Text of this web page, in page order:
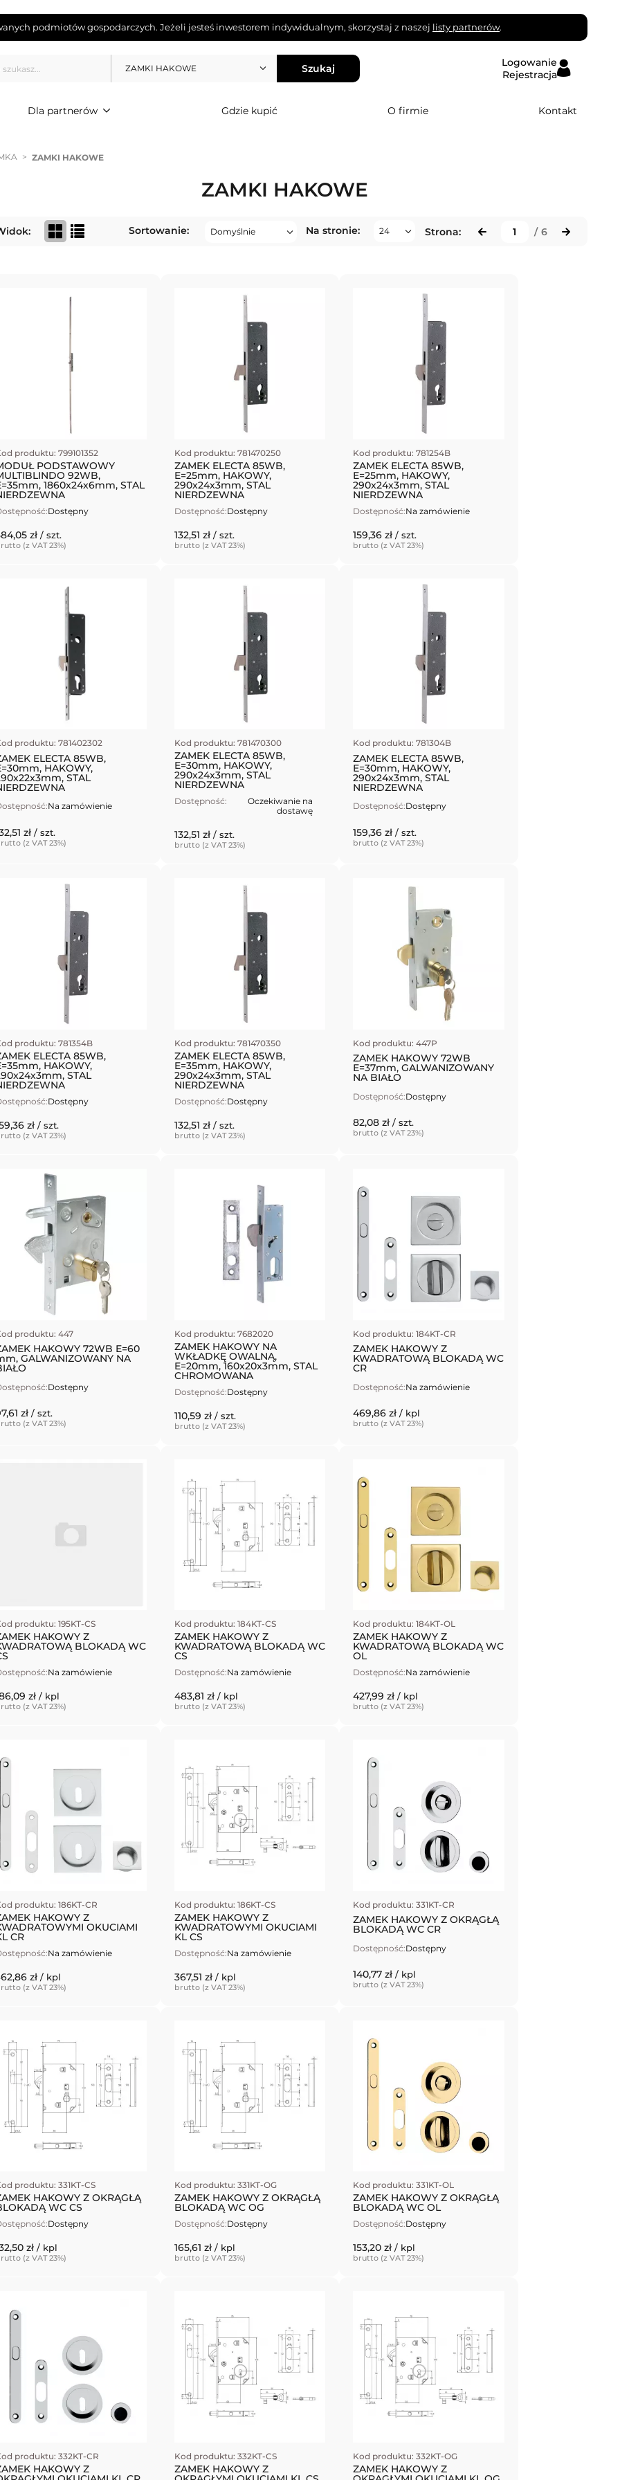
podmiotów gospodarczych. Jeżeli jesteś inwestorem indywidualnym, skorzystaj z naszej listy partnerów.
ZAMKI HAKOWE Szukaj
Logowanie
Rejestracja
Dla partnerów Gdzie kupić O firmie Kontakt
> ZAMKI HAKOWE
ZAMKI HAKOWE
Sortowanie: Na stronie: Strona: / 6
produktu: 799101352
PODSTAWOWY
92WB,
1860x24x6mm, STAL
Dostępny
zł / szt.
(z VAT 23%)
Kod produktu: 781470250
ZAMEK ELECTA 85WB,
E=25mm, HAKOWY,
290x24x3mm, STAL
NIERDZEWNA
Dostępność:Dostępny
132,51 zł / szt.
brutto (z VAT 23%)
Kod produktu: 781254B
ZAMEK ELECTA 85WB,
E=25mm, HAKOWY,
290x24x3mm, STAL
NIERDZEWNA
Dostępność:Na zamówienie
159,36 zł/ szt.
brutto (z VAT 23%)
produktu: 781402302
ELECTA 85WB,
HAKOWY,
STAL
Na zamówienie
zł / szt.
(z VAT 23%)
Kod produktu: 781470300
ZAMEK ELECTA 85WB,
E=30mm, HAKOWY,
290x24x3mm, STAL
NIERDZEWNA
Dostępność:
Oczekiwanie na
dostawę
132,51 zł / szt.
brutto (z VAT 23%)
Kod produktu: 781304B
ZAMEK ELECTA 85WB,
E=30mm, HAKOWY,
290x24x3mm, STAL
NIERDZEWNA
Dostępność:Dostępny
159,36 zł/ szt.
brutto (z VAT 23%)
produktu: 781354B
ELECTA 85WB,
HAKOWY,
STAL
Dostępny
zł / szt.
(z VAT 23%)
Kod produktu: 781470350
ZAMEK ELECTA 85WB,
E=35mm, HAKOWY,
290x24x3mm, STAL
NIERDZEWNA
Dostępność:Dostępny
132,51 zł / szt.
brutto (z VAT 23%)
Kod produktu: 447P
ZAMEK HAKOWY 72WB
E=37mm, GALWANIZOWANY
NA BIAŁO
Dostępność:Dostępny
82,08 zł/ szt.
brutto (z VAT 23%)
produktu: 447
HAKOWY 72WB E=60
GALWANIZOWANY NA
Dostępny
zł / szt.
(z VAT 23%)
Kod produktu: 7682020
ZAMEK HAKOWY NA
WKŁADKĘ OWALNĄ,
E=20mm, 160x20x3mm, STAL
CHROMOWANA
Dostępność:Dostępny
110,59 zł / szt.
brutto (z VAT 23%)
Kod produktu: 184KT-CR
ZAMEK HAKOWY Z
KWADRATOWĄ BLOKADĄ WC
CR
Dostępność:Na zamówienie
469,86 zł/ kpl
brutto (z VAT 23%)
produktu: 195KT-CS
HAKOWY Z
BLOKADĄ WC
Na zamówienie
zł / kpl
(z VAT 23%)
Kod produktu: 184KT-CS
ZAMEK HAKOWY Z
KWADRATOWĄ BLOKADĄ WC
CS
Dostępność:Na zamówienie
483,81 zł / kpl
brutto (z VAT 23%)
Kod produktu: 184KT-OL
ZAMEK HAKOWY Z
KWADRATOWĄ BLOKADĄ WC
OL
Dostępność:Na zamówienie
427,99 zł/ kpl
brutto (z VAT 23%)
produktu: 186KT-CR
HAKOWY Z
OKUCIAMI
CR
Na zamówienie
zł / kpl
(z VAT 23%)
Kod produktu: 186KT-CS
ZAMEK HAKOWY Z
KWADRATOWYMI OKUCIAMI
KL CS
Dostępność:Na zamówienie
367,51 zł / kpl
brutto (z VAT 23%)
Kod produktu: 331KT-CR
ZAMEK HAKOWY Z OKRĄGŁĄ
BLOKADĄ WC CR
Dostępność:Dostępny
140,77 zł/ kpl
brutto (z VAT 23%)
produktu: 331KT-CS
HAKOWY Z OKRĄGŁĄ
WC CS
Dostępny
zł / kpl
(z VAT 23%)
Kod produktu: 331KT-OG
ZAMEK HAKOWY Z OKRĄGŁĄ
BLOKADĄ WC OG
Dostępność:Dostępny
165,61 zł / kpl
brutto (z VAT 23%)
Kod produktu: 331KT-OL
ZAMEK HAKOWY Z OKRĄGŁĄ
BLOKADĄ WC OL
Dostępność:Dostępny
153,20 zł/ kpl
brutto (z VAT 23%)
produktu: 332KT-CR
HAKOWY Z
Kod produktu: 332KT-CS
ZAMEK HAKOWY Z
Kod produktu: 332KT-OG
ZAMEK HAKOWY Z